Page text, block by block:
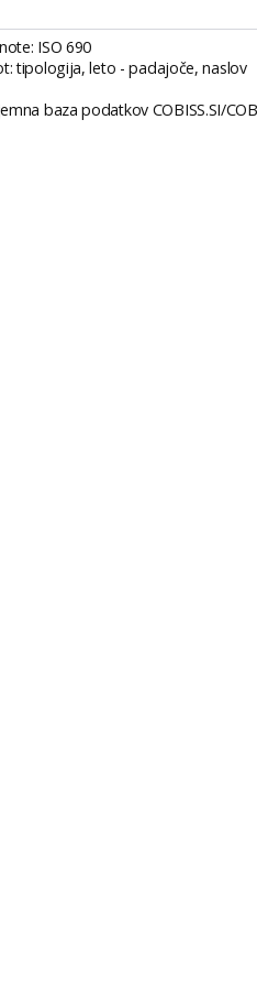
ISO 690
tipologija, leto - padajoče, naslov
baza podatkov COBISS.SI/